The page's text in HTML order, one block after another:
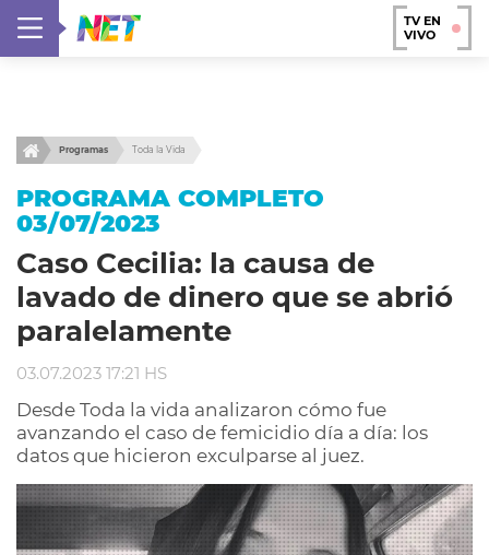
TV EN
VIVO
Programas Toda la Vida
PROGRAMA COMPLETO
03/07/2023
Caso Cecilia: la causa de
lavado de dinero que se abrió
paralelamente
03.07.2023 17:21 HS
Desde Toda la vida analizaron cómo fue
avanzando el caso de femicidio día a día: los
datos que hicieron exculparse al juez.